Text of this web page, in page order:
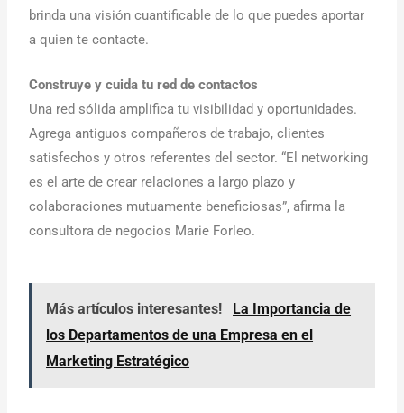
brinda una visión cuantificable de lo que puedes aportar
a quien te contacte.
Construye y cuida tu red de contactos
Una red sólida amplifica tu visibilidad y oportunidades.
Agrega antiguos compañeros de trabajo, clientes
satisfechos y otros referentes del sector. “El networking
es el arte de crear relaciones a largo plazo y
colaboraciones mutuamente beneficiosas”, afirma la
consultora de negocios Marie Forleo.
Más artículos interesantes!
La Importancia de
los Departamentos de una Empresa en el
Marketing Estratégico